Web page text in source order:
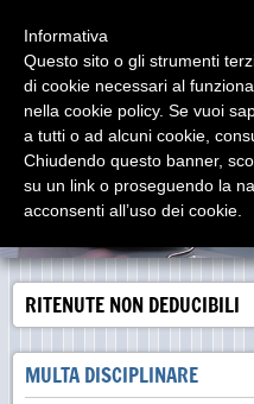
LAVORO IN
Dedicato a RENATO
10/04/1921 - Milano,
RITENUTE NON DEDUCIBILI
MULTA DISCIPLINARE
Informativa
Questo sito o gli strumenti
di cookie necessari al
nella cookie policy. Se vuoi
a tutti o ad alcuni cookie,
Chiudendo questo banner,
su un link o proseguendo la
acconsenti all’uso dei cookie.